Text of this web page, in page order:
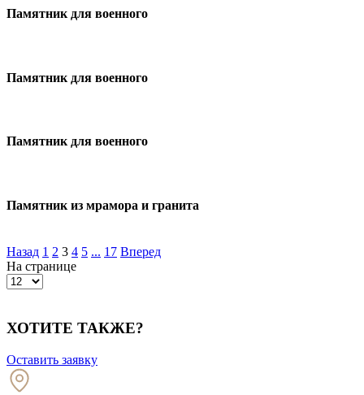
Памятник для военного
Памятник для военного
Памятник для военного
Памятник из мрамора и гранита
Назад 1 2 3 4 5 ... 17 Вперед
На странице
ХОТИТЕ ТАКЖЕ?
Оставить заявку